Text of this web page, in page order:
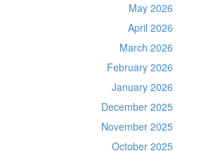
May 2026
April 2026
March 2026
February 2026
January 2026
December 2025
November 2025
October 2025